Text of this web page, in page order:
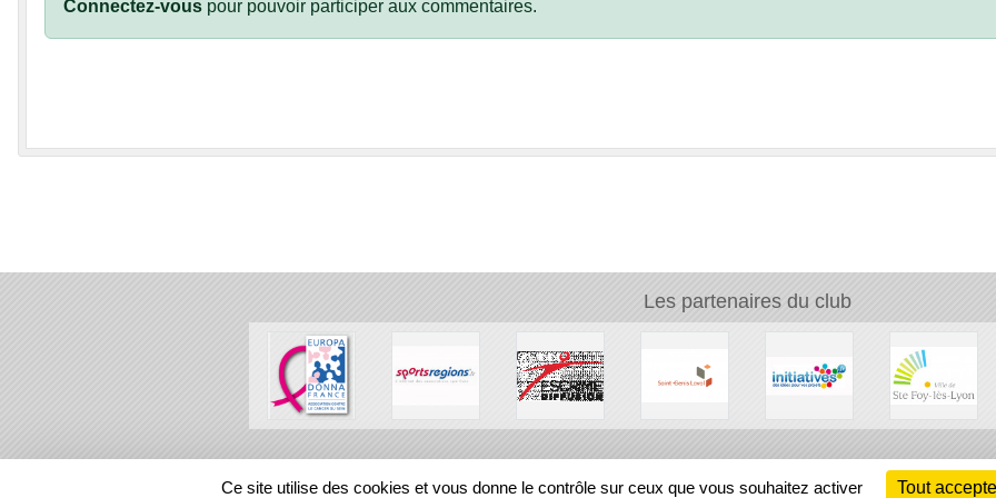
Connectez-vous pour pouvoir participer aux commentaires.
Les partenaires du club
REGIONS
Ce site utilise des cookies et vous donne le contrôle sur ceux que vous souhaitez activer Tout